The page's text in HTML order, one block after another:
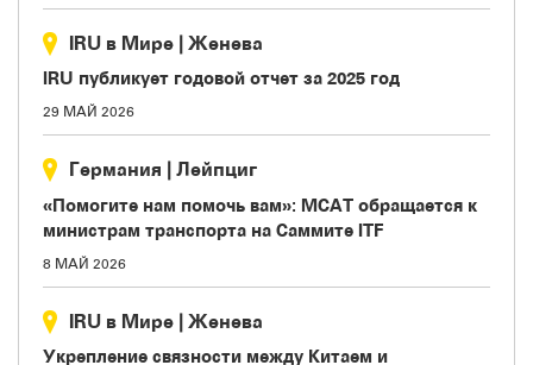
IRU в Мире | Женева
IRU публикует годовой отчет за 2025 год
29 МАЙ 2026
Германия | Лейпциг
«Помогите нам помочь вам»: МСАТ обращается к
министрам транспорта на Саммите ITF
8 МАЙ 2026
IRU в Мире | Женева
Укрепление связности между Китаем и